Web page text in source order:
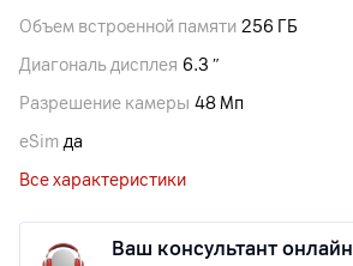
Объем встроенной памяти 256 ГБ
Диагональ дисплея 6.3 ″
Разрешение камеры 48 Мп
eSim да
Все характеристики
Ваш консультант онлайн